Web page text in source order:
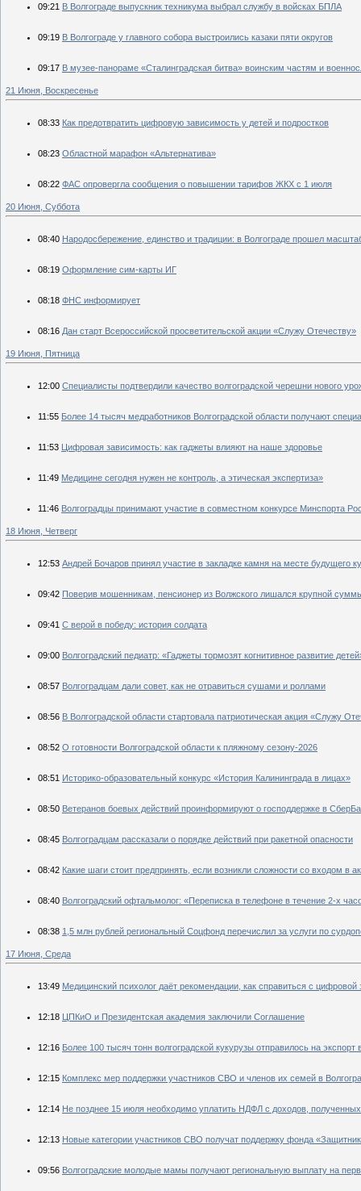
09:21 В Волгограде выпускник техникума выбрал службу в войсках БПЛА
09:19 В Волгограде у главного собора выстроились казаки пяти округов
09:17 В музее-панораме «Сталинградская битва» воинским частям и
21 Июня, Воскресенье
08:33 Как предотвратить цифровую зависимость у детей и подростков
08:23 Областной марафон «Альтернатива»
08:22 ФАС опровергла сообщения о повышении тарифов ЖКХ с 1 июля
20 Июня, Суббота
08:40 Народосбережение, единство и традиции: в Волгограде прошел
08:19 Оформление сим-карты ИГ
08:18 ФНС информирует
08:16 Дан старт Всероссийской просветительской акции «Служу Отечеству»
19 Июня, Пятница
12:00 Специалисты подтвердили качество волгоградской черешни нового
11:55 Более 14 тысяч медработников Волгоградской области получают
11:53 Цифровая зависимость: как гаджеты влияют на наше здоровье
11:49 Медицине сегодня нужен не контроль, а этическая экспертиза»
11:46 Волгоградцы принимают участие в совместном конкурсе Минспорта
18 Июня, Четверг
12:53 Андрей Бочаров принял участие в закладке камня на месте будущего
09:42 Поверив мошенникам, пенсионер из Волжского лишался крупной
09:41 С верой в победу: история солдата
09:00 Волгоградский педиатр: «Гаджеты тормозят когнитивное развитие
08:57 Волгоградцам дали совет, как не отравиться сушами и роллами
08:56 В Волгоградской области стартовала патриотическая акция «Служу
08:52 О готовности Волгоградской области к пляжному сезону-2026
08:51 Историко-образовательный конкурс «История Калининграда в лицах»
08:50 Ветеранов боевых действий проинформируют о господдержке в
08:45 Волгоградцам рассказали о порядке действий при ракетной опасности
08:42 Какие шаги стоит предпринять, если возникли сложности со входом в
08:40 Волгоградский офтальмолог: «Переписка в телефоне в течение 2-х
08:38 1,5 млн рублей региональный Соцфонд перечислил за услуги по
17 Июня, Среда
13:49 Медицинский психолог даёт рекомендации, как справиться с
12:18 ЦПКиО и Президентская академия заключили Соглашение
12:16 Более 100 тысяч тонн волгоградской кукурузы отправилось на экспорт
12:15 Комплекс мер поддержки участников СВО и членов их семей в
12:14 Не позднее 15 июля необходимо уплатить НДФЛ с доходов, полученных
12:13 Новые категории участников СВО получат поддержку фонда
09:56 Волгоградские молодые мамы получают региональную выплату на